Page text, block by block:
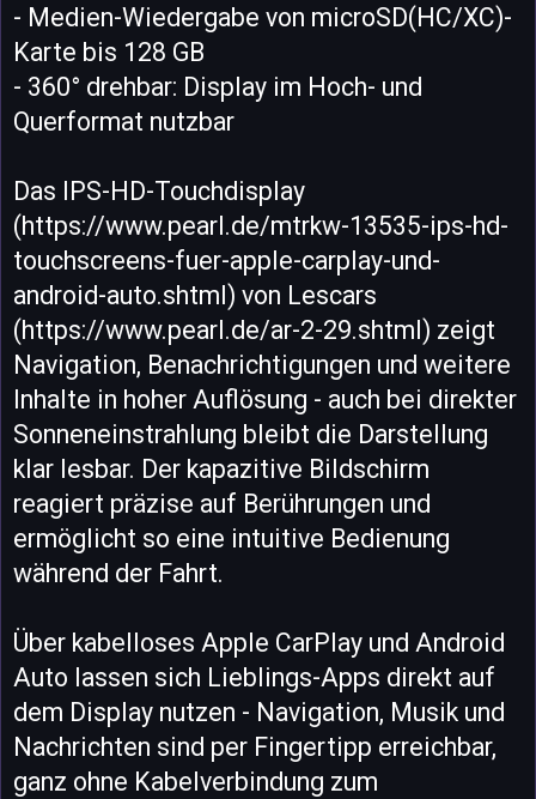
- Medien-Wiedergabe von microSD(HC/XC)-
Karte bis 128 GB
- 360° drehbar: Display im Hoch- und
Querformat nutzbar
Das IPS-HD-Touchdisplay
(https://www.pearl.de/mtrkw-13535-ips-hd-
touchscreens-fuer-apple-carplay-und-
android-auto.shtml) von Lescars
(https://www.pearl.de/ar-2-29.shtml) zeigt
Navigation, Benachrichtigungen und weitere
Inhalte in hoher Auflösung - auch bei direkter
Sonneneinstrahlung bleibt die Darstellung
klar lesbar. Der kapazitive Bildschirm
reagiert präzise auf Berührungen und
ermöglicht so eine intuitive Bedienung
während der Fahrt.
Über kabelloses Apple CarPlay und Android
Auto lassen sich Lieblings-Apps direkt auf
dem Display nutzen - Navigation, Musik und
Nachrichten sind per Fingertipp erreichbar,
ganz ohne Kabelverbindung zum